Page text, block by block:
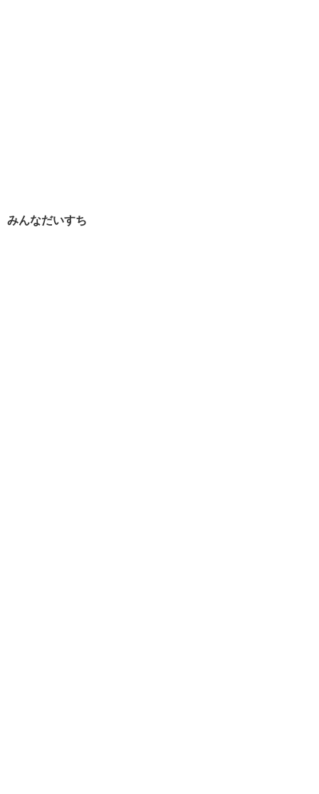
みんなだいすち